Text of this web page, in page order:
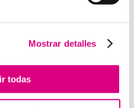
Mostrar detalles
todaspara publicar un